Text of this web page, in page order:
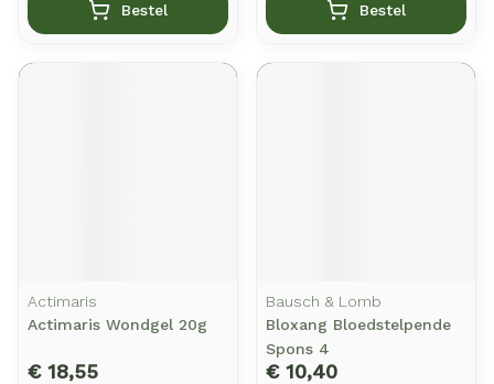
Bestel Bestel
Actimaris
Actimaris Wondgel 20g
€ 18,55
Bausch & Lomb
Bloxang Bloedstelpende
Spons 4
€ 10,40